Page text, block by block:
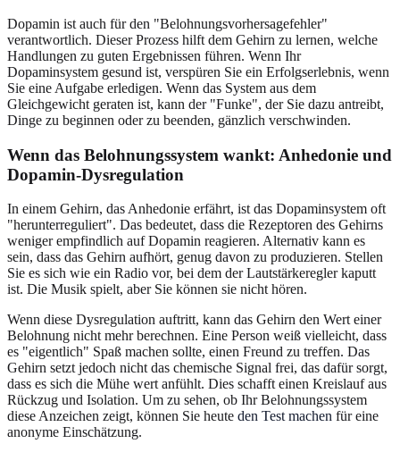
Dopamin ist auch für den "Belohnungsvorhersagefehler"
verantwortlich. Dieser Prozess hilft dem Gehirn zu lernen, welche
Handlungen zu guten Ergebnissen führen. Wenn Ihr
Dopaminsystem gesund ist, verspüren Sie ein Erfolgserlebnis, wenn
Sie eine Aufgabe erledigen. Wenn das System aus dem
Gleichgewicht geraten ist, kann der "Funke", der Sie dazu antreibt,
Dinge zu beginnen oder zu beenden, gänzlich verschwinden.
Wenn das Belohnungssystem wankt: Anhedonie und
Dopamin-Dysregulation
In einem Gehirn, das Anhedonie erfährt, ist das Dopaminsystem oft
"herunterreguliert". Das bedeutet, dass die Rezeptoren des Gehirns
weniger empfindlich auf Dopamin reagieren. Alternativ kann es
sein, dass das Gehirn aufhört, genug davon zu produzieren. Stellen
Sie es sich wie ein Radio vor, bei dem der Lautstärkeregler kaputt
ist. Die Musik spielt, aber Sie können sie nicht hören.
Wenn diese Dysregulation auftritt, kann das Gehirn den Wert einer
Belohnung nicht mehr berechnen. Eine Person weiß vielleicht, dass
es "eigentlich" Spaß machen sollte, einen Freund zu treffen. Das
Gehirn setzt jedoch nicht das chemische Signal frei, das dafür sorgt,
dass es sich die Mühe wert anfühlt. Dies schafft einen Kreislauf aus
Rückzug und Isolation. Um zu sehen, ob Ihr Belohnungssystem
diese Anzeichen zeigt, können Sie heute den Test machen für eine
anonyme Einschätzung.